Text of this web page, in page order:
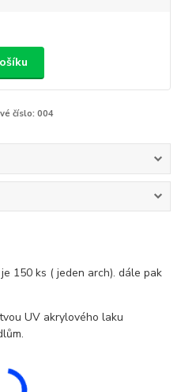
číslo: 004
150 ks ( jeden arch). dále pak
UV akrylového laku